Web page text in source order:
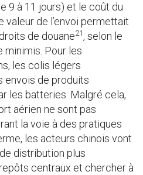
9 à 11 jours) et le coût du
valeur de l’envoi permettait
de douane21, selon le
minimis. Pour les
les colis légers
envois de produits
les batteries. Malgré cela,
aérien ne sont pas
la voie à des pratiques
les acteurs chinois vont
distribution plus
centraux et chercher à